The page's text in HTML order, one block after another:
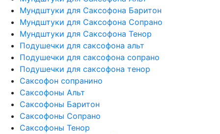
Мундштуки для Саксофона Баритон
Мундштуки для Саксофона Сопрано
Мундштуки для Саксофона Тенор
Подушечки для саксофона альт
Подушечки для саксофона сопрано
Подушечки для саксофона тенор
Саксофон сопранино
Саксофоны Альт
Саксофоны Баритон
Саксофоны Сопрано
Саксофоны Тенор